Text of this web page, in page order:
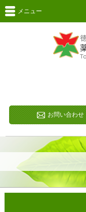
メニュー
お問い合わせ